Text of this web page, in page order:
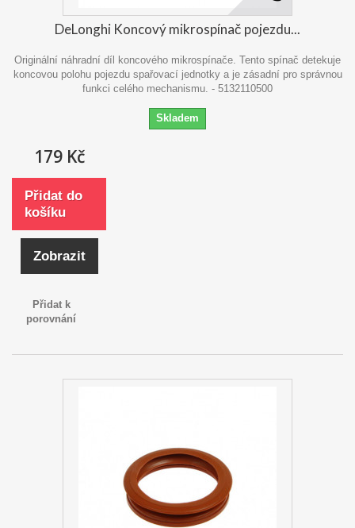
DeLonghi Koncový mikrospínač pojezdu...
Originální náhradní díl koncového mikrospínače. Tento spínač detekuje
koncovou polohu pojezdu spařovací jednotky a je zásadní pro správnou
funkci celého mechanismu. - 5132110500
Skladem
179 Kč
Přidat do
košíku
Zobrazit
Přidat k
porovnání